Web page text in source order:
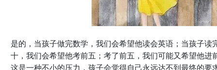
是的，当孩子做完数学，我们会希望他读会英语；当孩子
十，我们会希望他考前五；考了前五，我们可能又希望他
这是一种不小的压力，孩子会觉得自己永远达不到最终的